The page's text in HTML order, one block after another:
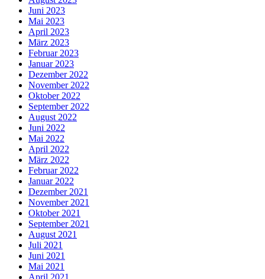
Juni 2023
Mai 2023
April 2023
März 2023
Februar 2023
Januar 2023
Dezember 2022
November 2022
Oktober 2022
September 2022
August 2022
Juni 2022
Mai 2022
April 2022
März 2022
Februar 2022
Januar 2022
Dezember 2021
November 2021
Oktober 2021
September 2021
August 2021
Juli 2021
Juni 2021
Mai 2021
April 2021